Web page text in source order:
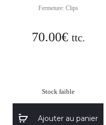
Fermeture: Clips
70.00€ ttc.
Stock faible
Ajouter au panier